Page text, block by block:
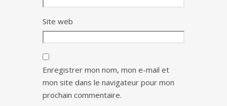
Site web
Enregistrer mon nom, mon e-mail et
mon site dans le navigateur pour mon
prochain commentaire.